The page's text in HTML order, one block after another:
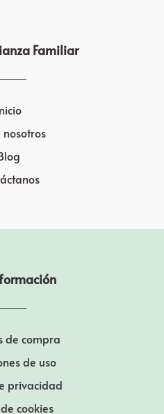
Familiar
nosotros
de compra
de uso
privacidad
cookies